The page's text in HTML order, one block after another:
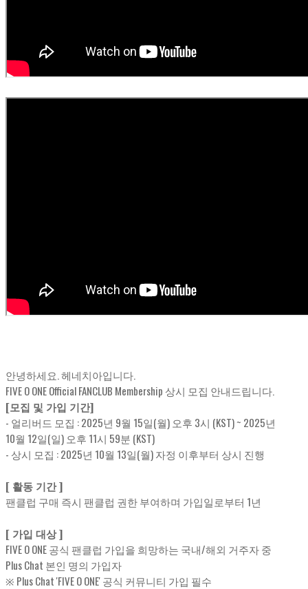
안녕하세요. 헤네치아입니다.
FIVE O ONE Official FANCLUB Membership 상시 모집 안내드립니다.
[모집 및 가입 기간]
- 얼리버드 모집 : 2025년 9월 15일(월) 오후 3시 (KST) ~ 2025년
10월 12일(일) 오후 11시 59분 (KST)
- 상시 모집 : 2025년 10월 13일(월) 자정 이후부터 상시 진행
[ 활동 기간 ]
팬클럽 구매 즉시 팬클럽 권한 부여하며 가입일로부터 1년
[ 가입 대상 ]
FIVE O ONE 공식 팬클럽 가입을 희망하는 국내/해외 거주자 중
Plus Chat 본인 명의 가입자
※ Plus Chat 'FIVE O ONE' 공식 커뮤니티 가입 필수